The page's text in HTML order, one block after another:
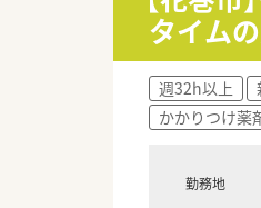
■
■
■
■
タイム
週32h以上
かかりつけ薬
勤務地